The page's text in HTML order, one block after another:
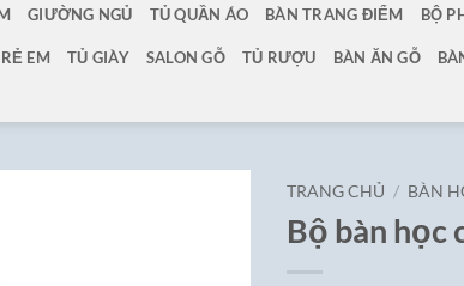
GIƯỜNG NGỦ TỦ QUẦN ÁO BÀN TRANG ĐIỂM BỘ
EM TỦ GIÀY SALON GỖ TỦ RƯỢU BÀN ĂN GỖ
TRANG CHỦ / BÀN
Bộ bàn học